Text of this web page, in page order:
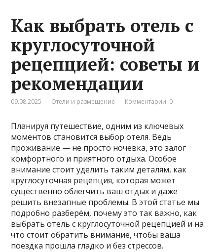
Как выбрать отель с
круглосуточной
рецепцией: советы и
рекомендации
09.08.2025 Отели и размещение Комментарии: 0
Планируя путешествие, одним из ключевых
моментов становится выбор отеля. Ведь
проживание — не просто ночевка, это залог
комфортного и приятного отдыха. Особое
внимание стоит уделить таким деталям, как
круглосуточная рецепция, которая может
существенно облегчить ваш отдых и даже
решить внезапные проблемы. В этой статье мы
подробно разберём, почему это так важно, как
выбрать отель с круглосуточной рецепцией и на
что стоит обратить внимание, чтобы ваша
поездка прошла гладко и без стрессов.